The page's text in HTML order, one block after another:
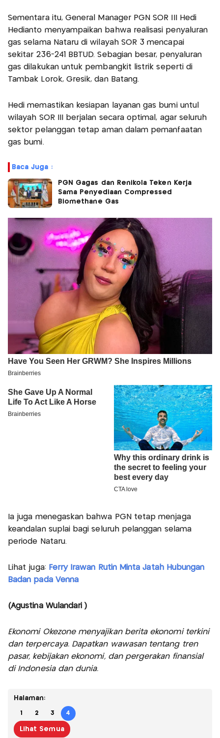
Sementara itu, General Manager PGN SOR III Hedi
Hedianto menyampaikan bahwa realisasi penyaluran
gas selama Nataru di wilayah SOR 3 mencapai
sekitar 236-241 BBTUD. Sebagian besar, penyaluran
gas dilakukan untuk pembangkit listrik seperti di
Tambak Lorok, Gresik, dan Batang.
Hedi memastikan kesiapan layanan gas bumi untul
wilayah SOR III berjalan secara optimal, agar seluruh
sektor pelanggan tetap aman dalam pemanfaatan
gas bumi.
Baca Juga :
PGN Gagas dan Renikola Teken Kerja
Sama Penyediaan Compressed
Biomethane Gas
Ia juga menegaskan bahwa PGN tetap menjaga
keandalan suplai bagi seluruh pelanggan selama
periode Nataru.
Lihat juga: Ferry Irawan Rutin Minta Jatah Hubungan
Badan pada Venna
(Agustina Wulandari )
Ekonomi Okezone menyajikan berita ekonomi terkini
dan terpercaya. Dapatkan wawasan tentang tren
pasar, kebijakan ekonomi, dan pergerakan finansial
di Indonesia dan dunia.
Halaman:
1 2 3 4
Lihat Semua